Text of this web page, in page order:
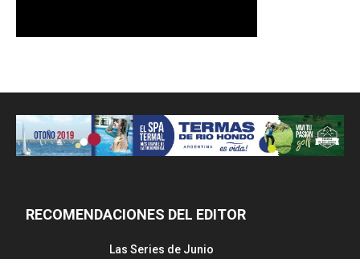
RECOMENDACIONES DEL EDITOR
Las Series de Junio